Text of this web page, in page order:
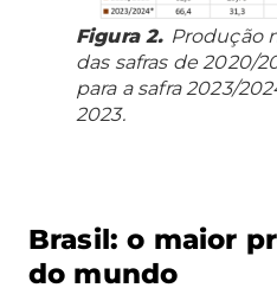
Figura 2. Produção
das safras de 2020/
para a safra 2023/
2023.
Brasil: o maior
do mundo